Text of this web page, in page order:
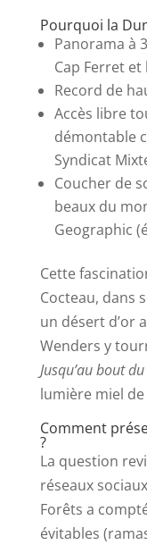
Pourquoi la
Panorama à
Cap Ferret
Record de
Accès libre
démontable
Syndicat
Coucher de
beaux du
Geographic
Cette
Cocteau, dans
un désert d’or
Wenders y
Jusqu’au bout
lumière miel
Comment
?
La question
réseaux
Forêts a
évitables